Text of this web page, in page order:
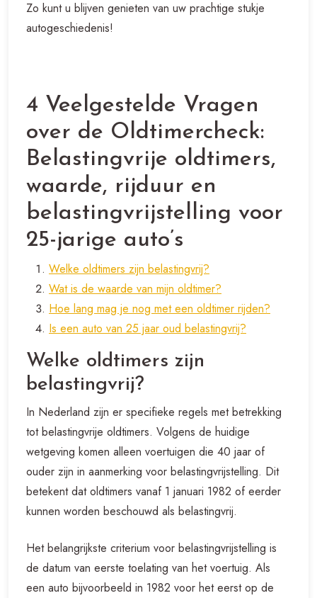
Zo kunt u blijven genieten van uw prachtige stukje
autogeschiedenis!
4 Veelgestelde Vragen
over de Oldtimercheck:
Belastingvrije oldtimers,
waarde, rijduur en
belastingvrijstelling voor
25-jarige auto’s
Welke oldtimers zijn belastingvrij?
Wat is de waarde van mijn oldtimer?
Hoe lang mag je nog met een oldtimer rijden?
Is een auto van 25 jaar oud belastingvrij?
Welke oldtimers zijn
belastingvrij?
In Nederland zijn er specifieke regels met betrekking
tot belastingvrije oldtimers. Volgens de huidige
wetgeving komen alleen voertuigen die 40 jaar of
ouder zijn in aanmerking voor belastingvrijstelling. Dit
betekent dat oldtimers vanaf 1 januari 1982 of eerder
kunnen worden beschouwd als belastingvrij.
Het belangrijkste criterium voor belastingvrijstelling is
de datum van eerste toelating van het voertuig. Als
een auto bijvoorbeeld in 1982 voor het eerst op de